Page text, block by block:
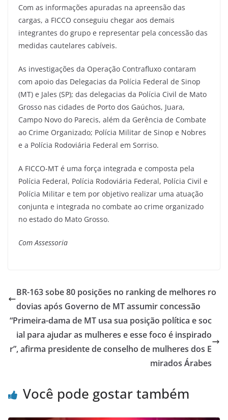
Com as informações apuradas na apreensão das
cargas, a FICCO conseguiu chegar aos demais
integrantes do grupo e representar pela concessão das
medidas cautelares cabíveis.
As investigações da Operação Contrafluxo contaram
com apoio das Delegacias da Polícia Federal de Sinop
(MT) e Jales (SP); das delegacias da Polícia Civil de Mato
Grosso nas cidades de Porto dos Gaúchos, Juara,
Campo Novo do Parecis, além da Gerência de Combate
ao Crime Organizado; Polícia Militar de Sinop e Nobres
e a Polícia Rodoviária Federal em Sorriso.
A FICCO-MT é uma força integrada e composta pela
Polícia Federal, Polícia Rodoviária Federal, Polícia Civil e
Polícia Militar e tem por objetivo realizar uma atuação
conjunta e integrada no combate ao crime organizado
no estado do Mato Grosso.
Com Assessoria
BR-163 sobe 80 posições no ranking de melhores ro
dovias após Governo de MT assumir concessão
“Primeira-dama de MT usa sua posição política e soc
ial para ajudar as mulheres e esse foco é inspirado
r”, afirma presidente de conselho de mulheres dos E
mirados Árabes
Você pode gostar também